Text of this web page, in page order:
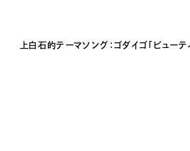
上白石的テーマソング：ゴダイゴ「ビューテ